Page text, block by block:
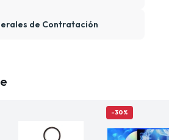
de Contratación
-30%